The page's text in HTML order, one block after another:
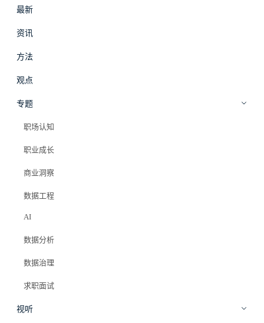
最新
资讯
方法
观点
专题
职场认知
职业成长
商业洞察
数据工程
AI
数据分析
数据治理
求职面试
视听
职场影响力
怎么谈薪资
2026年4月9日
#职场影响力#薪资谈判
MAX 会员专属